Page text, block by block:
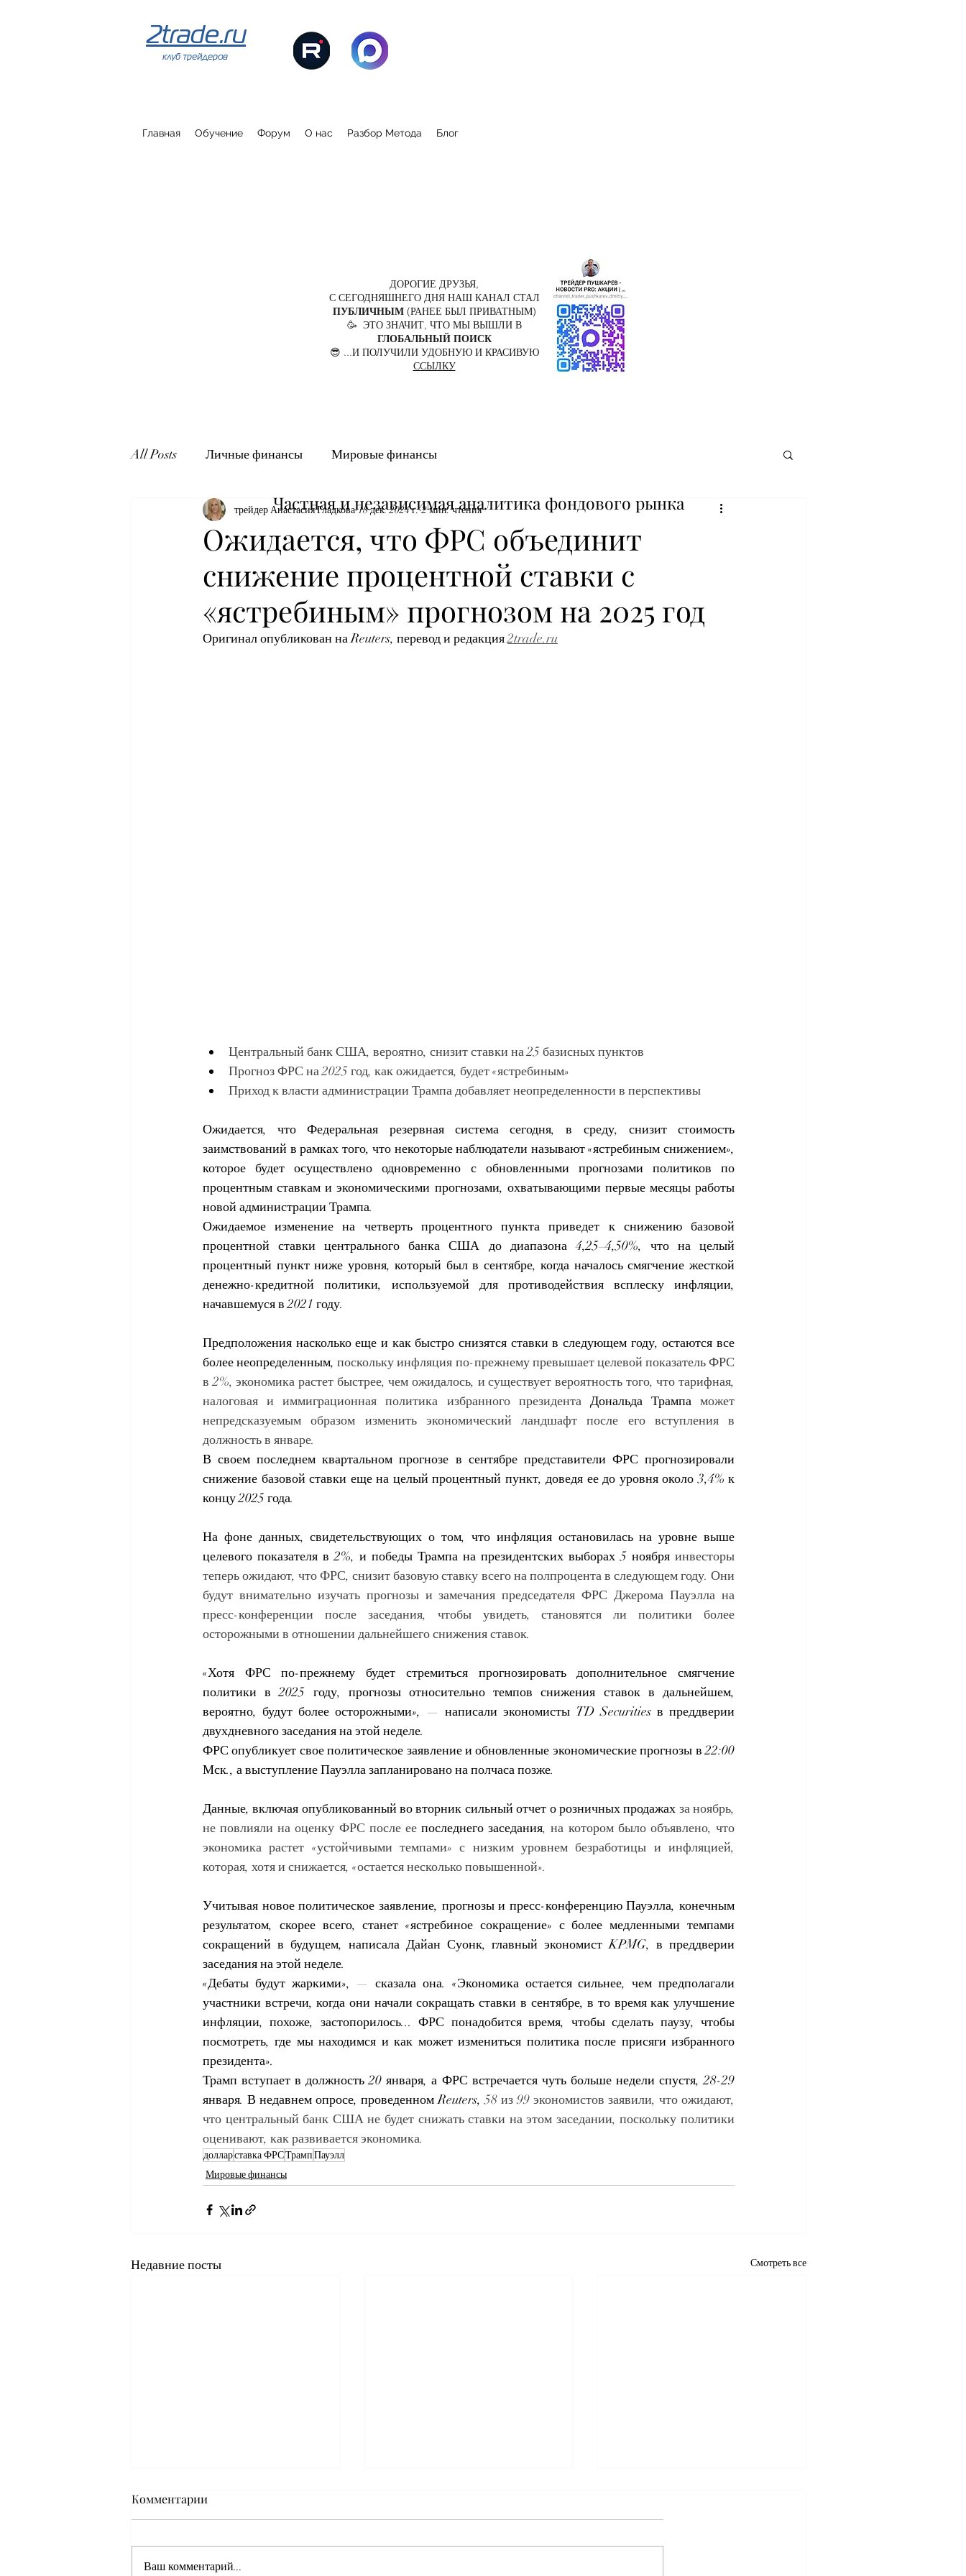
2trade.ru
клуб трейдеров
Главная Обучение Форум О нас Разбор Метода Блог
ДОРОГИЕ ДРУЗЬЯ,
С СЕГОДНЯШНЕГО ДНЯ НАШ КАНАЛ СТАЛ
ПУБЛИЧНЫМ(РАНЕЕ БЫЛ ПРИВАТНЫМ)
🥳 ЭТО ЗНАЧИТ, ЧТО МЫ ВЫШЛИ В
ГЛОБАЛЬНЫЙ ПОИСК
😎 ...И ПОЛУЧИЛИ УДОБНУЮ И КРАСИВУЮ
ССЫЛКУ
All Posts Личные финансы Мировые финансы
Ожидается, что ФРС объединит
снижение процентной ставки с
«ястребиным» прогнозом на 2025 год
трейдер Анастасия Гладкова 18 дек. 2024 г. 2 мин. чтения
Оригинал опубликован на Reuters, перевод и редакция 2trade.ru
Центральный банк США, вероятно, снизит ставки на 25 базисных пунктов
Прогноз ФРС на 2025 год, как ожидается, будет «ястребиным»
Приход к власти администрации Трампа добавляет неопределенности в перспективы
Ожидается, что Федеральная резервная система сегодня, в среду, снизит стоимость
заимствований в рамках того, что некоторые наблюдатели называют «ястребиным снижением»,
которое будет осуществлено одновременно с обновленными прогнозами политиков по
процентным ставкам и экономическими прогнозами, охватывающими первые месяцы работы
новой администрации Трампа.
Ожидаемое изменение на четверть процентного пункта приведет к снижению базовой
процентной ставки центрального банка США до диапазона 4,25–4,50%, что на целый
процентный пункт ниже уровня, который был в сентябре, когда началось смягчение жесткой
денежно-кредитной политики, используемой для противодействия всплеску инфляции,
начавшемуся в 2021 году.
Предположения насколько еще и как быстро снизятся ставки в следующем году, остаются все
более неопределенным, поскольку инфляция по-прежнему превышает целевой показатель ФРС
в 2%, экономика растет быстрее, чем ожидалось, и существует вероятность того, что тарифная,
налоговая и иммиграционная политика избранного президента Дональда Трампа может
непредсказуемым образом изменить экономический ландшафт после его вступления в
должность в январе.
В своем последнем квартальном прогнозе в сентябре представители ФРС прогнозировали
снижение базовой ставки еще на целый процентный пункт, доведя ее до уровня около 3,4% к
концу 2025 года.
На фоне данных, свидетельствующих о том, что инфляция остановилась на уровне выше
целевого показателя в 2%, и победы Трампа на президентских выборах 5 ноября инвесторы
теперь ожидают, что ФРС, снизит базовую ставку всего на полпроцента в следующем году. Они
будут внимательно изучать прогнозы и замечания председателя ФРС Джерома Пауэлла на
пресс-конференции после заседания, чтобы увидеть, становятся ли политики более
осторожными в отношении дальнейшего снижения ставок.
«Хотя ФРС по-прежнему будет стремиться прогнозировать дополнительное смягчение
политики в 2025 году, прогнозы относительно темпов снижения ставок в дальнейшем,
вероятно, будут более осторожными», — написали экономисты TD Securities в преддверии
двухдневного заседания на этой неделе.
ФРС опубликует свое политическое заявление и обновленные экономические прогнозы в 22:00
Мск., а выступление Пауэлла запланировано на полчаса позже.
Данные, включая опубликованный во вторник сильный отчет о розничных продажах за ноябрь,
не повлияли на оценку ФРС после ее последнего заседания, на котором было объявлено, что
экономика растет «устойчивыми темпами» с низким уровнем безработицы и инфляцией,
которая, хотя и снижается, «остается несколько повышенной».
Учитывая новое политическое заявление, прогнозы и пресс-конференцию Пауэлла, конечным
результатом, скорее всего, станет «ястребиное сокращение» с более медленными темпами
сокращений в будущем, написала Дайан Суонк, главный экономист KPMG, в преддверии
заседания на этой неделе.
«Дебаты будут жаркими», — сказала она. «Экономика остается сильнее, чем предполагали
участники встречи, когда они начали сокращать ставки в сентябре, в то время как улучшение
инфляции, похоже, застопорилось... ФРС понадобится время, чтобы сделать паузу, чтобы
посмотреть, где мы находимся и как может измениться политика после присяги избранного
президента».
Трамп вступает в должность 20 января, а ФРС встречается чуть больше недели спустя, 28-29
января. В недавнем опросе, проведенном Reuters, 58 из 99 экономистов заявили, что ожидают,
что центральный банк США не будет снижать ставки на этом заседании, поскольку политики
оценивают, как развивается экономика.
долларставка ФРСТрампПауэлл
Мировые финансы
Недавние посты Смотреть все
Комментарии
Ваш комментарий...
Частная и независимая аналитика фондового рынка